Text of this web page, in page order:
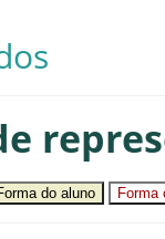
do aluno Forma